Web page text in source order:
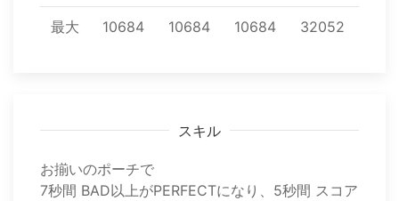
最大 10684 10684 10684 32052
スキル
お揃いのポーチで
7秒間 BAD以上がPERFECTになり、5秒間 スコア